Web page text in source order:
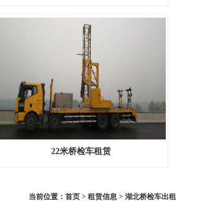
22米桁架式桥梁检测车…
22米桥检车租赁
当前位置： 首页 > 租赁信息 > 湖北桥检车出租